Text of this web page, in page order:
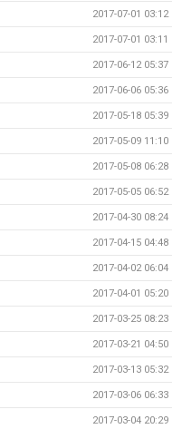
2017-07-01 03:12
2017-07-01 03:11
2017-06-12 05:37
2017-06-06 05:36
2017-05-18 05:39
2017-05-09 11:10
2017-05-08 06:28
2017-05-05 06:52
2017-04-30 08:24
2017-04-15 04:48
2017-04-02 06:04
2017-04-01 05:20
2017-03-25 08:23
2017-03-21 04:50
2017-03-13 05:32
2017-03-06 06:33
2017-03-04 20:29